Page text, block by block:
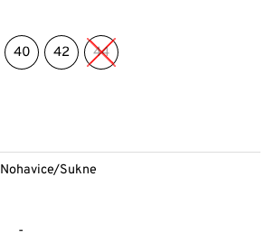
40 42 44
Nohavice/Sukne
-